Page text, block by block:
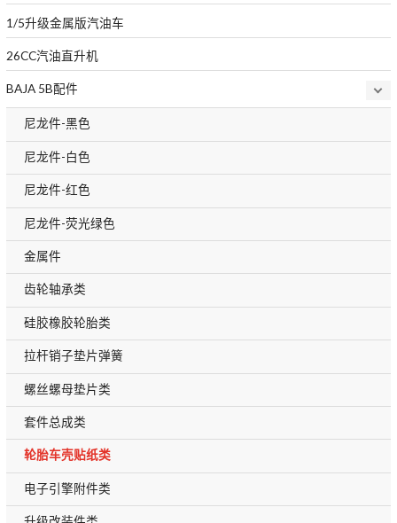
1/5升级金属版汽油车
26CC汽油直升机
BAJA 5B配件
尼龙件-黑色
尼龙件-白色
尼龙件-红色
尼龙件-荧光绿色
金属件
齿轮轴承类
硅胶橡胶轮胎类
拉杆销子垫片弹簧
螺丝螺母垫片类
套件总成类
轮胎车壳贴纸类
电子引擎附件类